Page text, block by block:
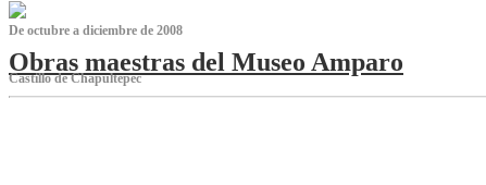
De octubre a diciembre de 2008
Obras maestras del Museo Amparo
Castillo de Chapultepec